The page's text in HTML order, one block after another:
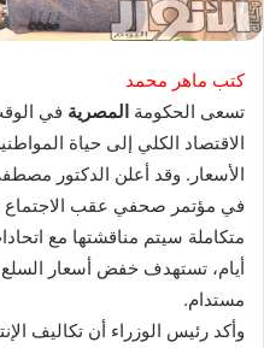
كتب ماهر محمد
تسعى الحكومة المصرية في
الاقتصاد الكلي إلى حياة
الأسعار. وقد أعلن الدكتور
في مؤتمر صحفي عقب الاجتماع
متكاملة سيتم مناقشتها مع
أيام، تستهدف خفض أسعار
مستدام.
وأكد رئيس الوزراء أن تكاليف